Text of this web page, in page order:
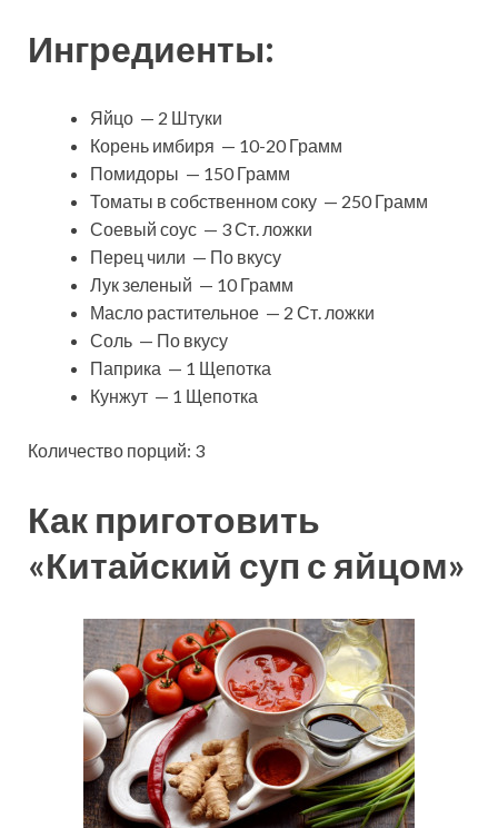
Ингредиенты:
Яйцо — 2 Штуки
Корень имбиря — 10-20 Грамм
Помидоры — 150 Грамм
Томаты в собственном соку — 250 Грамм
Соевый соус — 3 Ст. ложки
Перец чили — По вкусу
Лук зеленый — 10 Грамм
Масло растительное — 2 Ст. ложки
Соль — По вкусу
Паприка — 1 Щепотка
Кунжут — 1 Щепотка
Количество порций: 3
Как приготовить
«Китайский суп с яйцом»